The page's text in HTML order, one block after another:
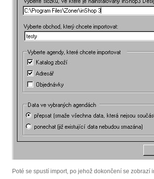
Poté se spustí import, po jehož dokončení se zobrazí